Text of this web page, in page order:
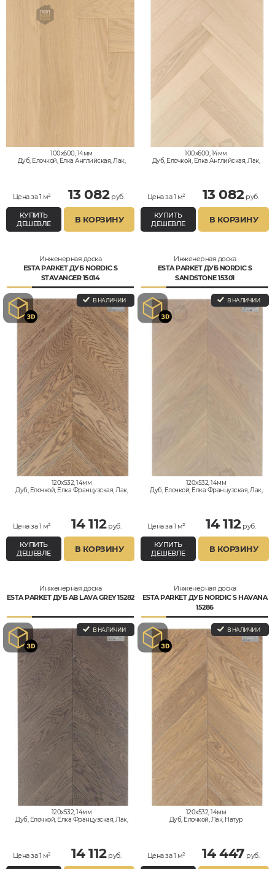
100x600, 14мм
Дуб, Елочкой, Елка Английская, Лак,
Цена за 1 м² 13 082руб.
КУПИТЬ
ДЕШЕВЛЕ
В КОРЗИНУ
100x600, 14мм
Дуб, Елочкой, Елка Английская, Лак,
Цена за 1 м² 13 082руб.
КУПИТЬ
ДЕШЕВЛЕ
В КОРЗИНУ
Инженерная доска
ESTA PARKET ДУБ NORDIC S
STAVANGER 15014
В НАЛИЧИИ
120x532, 14мм
Дуб, Елочкой, Елка Французская, Лак,
Цена за 1 м² 14 112руб.
КУПИТЬ
ДЕШЕВЛЕ
В КОРЗИНУ
Инженерная доска
ESTA PARKET ДУБ NORDIC S
SANDSTONE 15301
В НАЛИЧИИ
120x532, 14мм
Дуб, Елочкой, Елка Французская, Лак,
Цена за 1 м² 14 112руб.
КУПИТЬ
ДЕШЕВЛЕ
В КОРЗИНУ
Инженерная доска
ESTA PARKET ДУБ AB LAVA GREY 15282
В НАЛИЧИИ
120x532, 14мм
Дуб, Елочкой, Елка Французская, Лак,
Цена за 1 м² 14 112руб.
Инженерная доска
ESTA PARKET ДУБ NORDIC S HAVANA
15286
В НАЛИЧИИ
120x532, 14мм
Дуб, Елочкой, Лак, Натур
Цена за 1 м² 14 447 руб.